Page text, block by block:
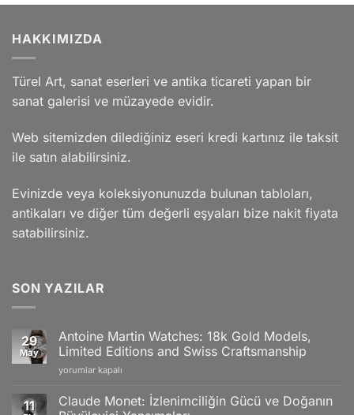
HAKKIMIZDA
Türel Art, sanat eserleri ve antika ticareti yapan bir
sanat galerisi ve müzayede evidir.
Web sitemizden dilediğiniz eseri kredi kartınız ile taksit
ile satın alabilirsiniz.
Evinizde veya koleksiyonunuzda bulunan tabloları,
antikaları ve diğer tüm değerli eşyaları bize nakit fiyata
satabilirsiniz.
SON YAZILAR
29
May
Antoine Martin Watches: 18k Gold Models,
Limited Editions and Swiss Craftsmanship
Antoine
Watches:
18k
yorumlar kapalı
11
Claude Monet: İzlenimciliğin Gücü ve Doğanın